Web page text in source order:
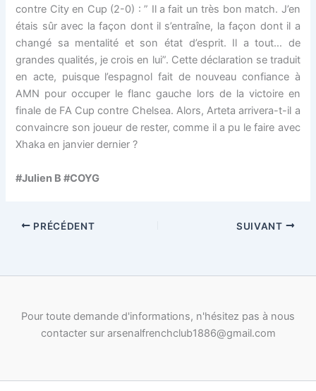
contre City en Cup (2-0) : ” Il a fait un très bon match. J’en
étais sûr avec la façon dont il s’entraîne, la façon dont il a
changé sa mentalité et son état d’esprit. Il a tout… de
grandes qualités, je crois en lui”. Cette déclaration se traduit
en acte, puisque l’espagnol fait de nouveau confiance à
AMN pour occuper le flanc gauche lors de la victoire en
finale de FA Cup contre Chelsea. Alors, Arteta arrivera-t-il a
convaincre son joueur de rester, comme il a pu le faire avec
Xhaka en janvier dernier ?
#Julien B #COYG
PRÉCÉDENT SUIVANT
Pour toute demande d'informations, n'hésitez pas à nous
contacter sur arsenalfrenchclub1886@gmail.com